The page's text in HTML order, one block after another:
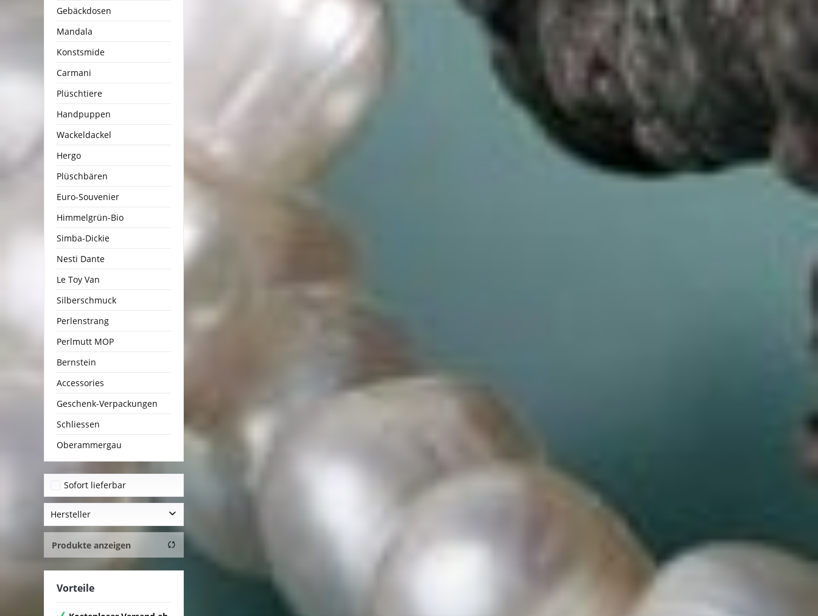
Gebäckdosen
Mandala
Konstsmide
Carmani
Plüschtiere
Handpuppen
Wackeldackel
Hergo
Plüschbären
Euro-Souvenier
Himmelgrün-Bio
Simba-Dickie
Nesti Dante
Le Toy Van
Silberschmuck
Perlenstrang
Perlmutt MOP
Bernstein
Accessories
Geschenk-Verpackungen
Schliessen
Oberammergau
Sofort lieferbar
Hersteller
Klar Seifen
Produkte anzeigen
Vorteile